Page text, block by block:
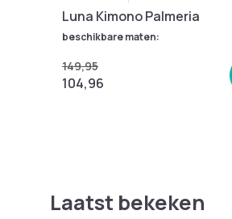
Luna Kimono Palmeria
beschikbare maten:
149,95
104,96
Laatst bekeken